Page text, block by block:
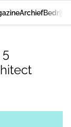
Archief